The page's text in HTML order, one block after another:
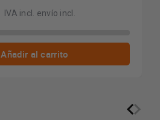
IVA incl. envío incl.
Añadir al carrito